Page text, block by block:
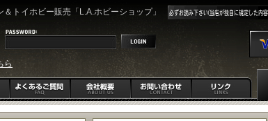
トイホビー販売「L.A.ホビーショップ」
ら